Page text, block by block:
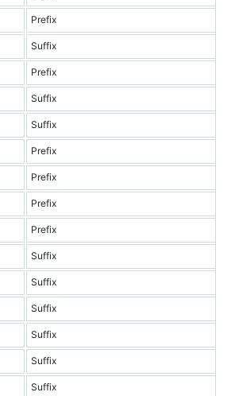
Prefix
Suffix
Prefix
Suffix
Suffix
Prefix
Prefix
Prefix
Prefix
Suffix
Suffix
Suffix
Suffix
Suffix
Suffix